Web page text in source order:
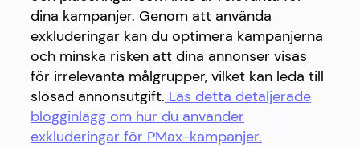
dina kampanjer. Genom att använda
exkluderingar kan du optimera kampanjerna
och minska risken att dina annonser visas
för irrelevanta målgrupper, vilket kan leda till
slösad annonsutgift. Läs detta detaljerade
blogginlägg om hur du använder
exkluderingar för PMax-kampanjer.